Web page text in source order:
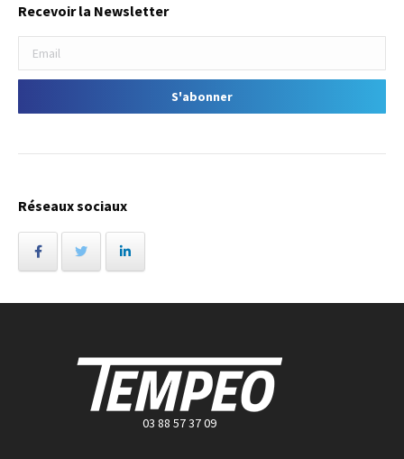
Recevoir la Newsletter
Réseaux sociaux
03 88 57 37 09